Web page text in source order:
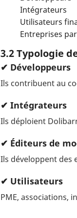
Intégrateurs
Utilisateurs
Entreprises
3.2 Typologie
✔ Développeurs
Ils contribuent au
✔ Intégrateurs
Ils déploient
✔ Éditeurs de
Ils développent des
✔ Utilisateurs
PME, associations,